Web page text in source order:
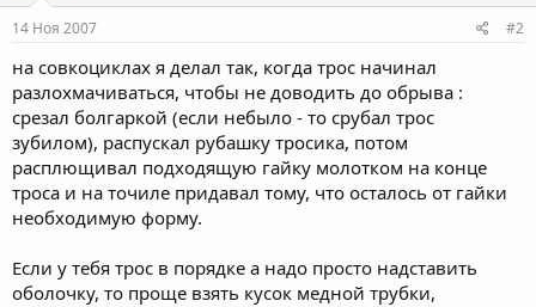
14 Ноя 2007 #2
на совкоциклах я делал так, когда трос начинал
разлохмачиваться, чтобы не доводить до обрыва :
срезал болгаркой (если небыло - то срубал трос
зубилом), распускал рубашку тросика, потом
расплющивал подходящую гайку молотком на конце
троса и на точиле придавал тому, что осталось от гайки
необходимую форму.
Если у тебя трос в порядке а надо просто надставить
оболочку, то проще взять кусок медной трубки,